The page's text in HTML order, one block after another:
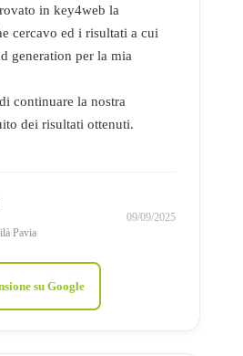
in key4web la
cercavo ed i risultati a cui
generation per la mia
continuare la nostra
dei risultati ottenuti.
Pavia
09/09/2025
su Google